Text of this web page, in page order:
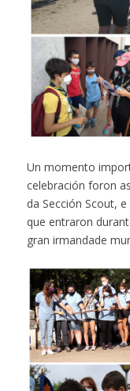
Un momento
celebración foron
da Sección Scout,
que entraron
gran irmandade